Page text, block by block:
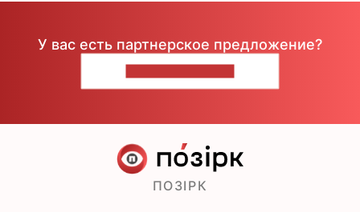
У вас есть партнерское предложение?
ПОЗІРК